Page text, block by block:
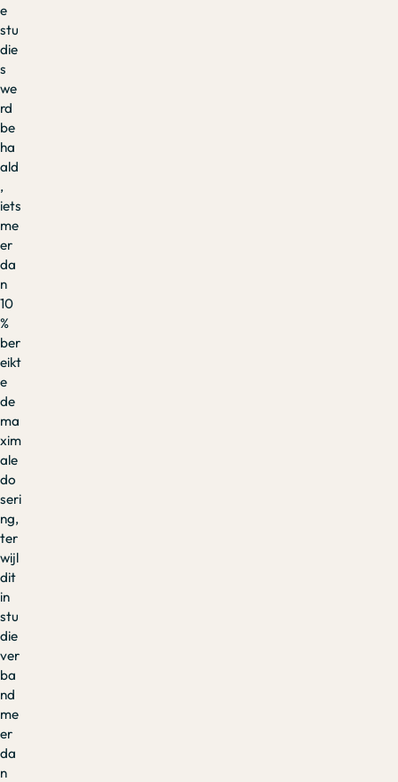
e
stu
die
s
we
rd
be
ha
ald
,
iets
me
er
da
n
10
%
ber
eikt
e
de
ma
xim
ale
do
seri
ng,
ter
wijl
dit
in
stu
die
ver
ba
nd
me
er
da
n